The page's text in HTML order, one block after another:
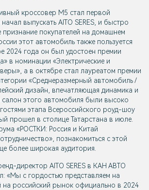
кроссовер М5 стал первой
выпускать AITO SERES , и быстро
покупателей на домашнем
этот автомобиль также пользуется
2024 года он был удостоен премии
в номинации «Электрические и
а в октябре стал лауреатом премии
«Среднеразмерный автомобиль /
дизайн, впечатляющая динамика и
этого автомобиля были высоко
этапа Всероссийского роуд-шоу
прошел в столице Татарстана в июле.
«РОСТКИ: Россия и Китай
познакомиться с этой
более широкая аудитория.
директор AITO SERES в КАН АВТО
«Мы с гордостью представляем на
российский рынок официально в 2024